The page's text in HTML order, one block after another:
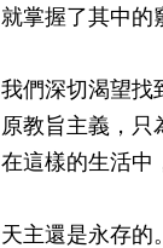
就掌握了其中的
我們深切渴望找
原教旨主義，只
在這樣的生活中
天主還是永存的